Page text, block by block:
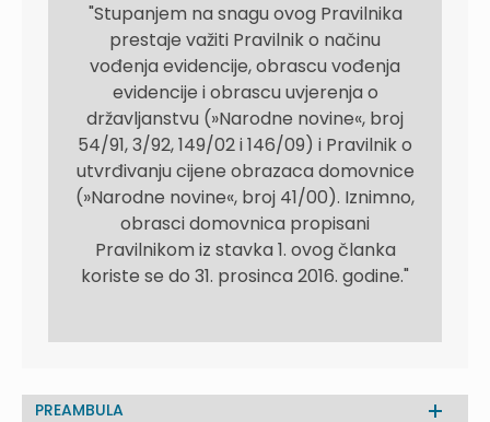
"Stupanjem na snagu ovog Pravilnika
prestaje važiti Pravilnik o načinu
vođenja evidencije, obrascu vođenja
evidencije i obrascu uvjerenja o
državljanstvu (»Narodne novine«, broj
54/91, 3/92, 149/02 i 146/09) i Pravilnik o
utvrđivanju cijene obrazaca domovnice
(»Narodne novine«, broj 41/00). Iznimno,
obrasci domovnica propisani
Pravilnikom iz stavka 1. ovog članka
koriste se do 31. prosinca 2016. godine."
PREAMBULA